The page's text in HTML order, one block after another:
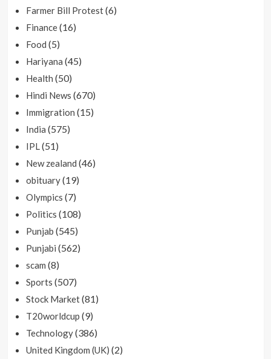
Farmer Bill Protest(6)
Finance(16)
Food (5)
Hariyana (45)
Health (50)
Hindi News (670)
Immigration (15)
India (575)
IPL(51)
New zealand (46)
obituary(19)
Olympics (7)
Politics (108)
Punjab (545)
Punjabi (562)
scam (8)
Sports (507)
Stock Market(81)
T20worldcup (9)
Technology(386)
United Kingdom (UK) (2)